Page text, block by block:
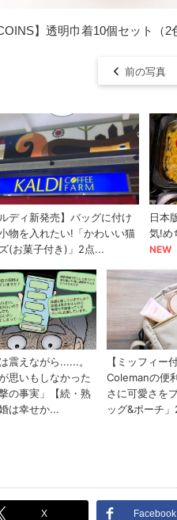
】透明巾着10個セット（2
前の写真
X Facebook